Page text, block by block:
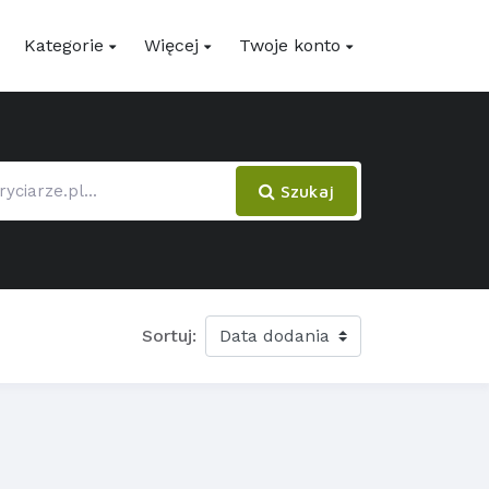
Kategorie Więcej Twoje konto
Szukaj
Sortuj: